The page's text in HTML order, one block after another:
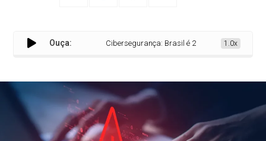
Ouça: Cibersegurança: Brasil é 2º mais visado por
1.0x